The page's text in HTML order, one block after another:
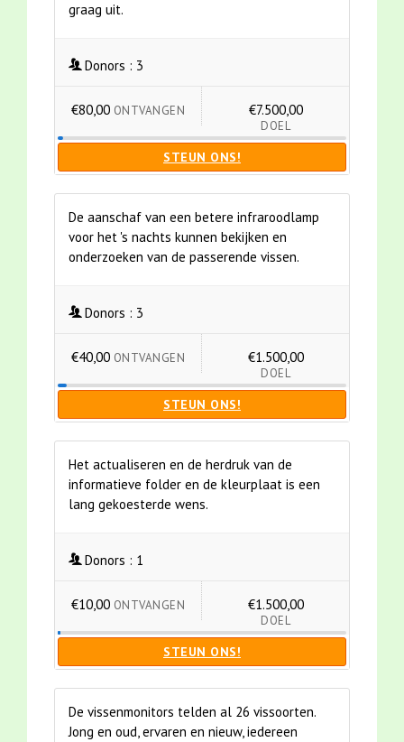
graag uit.
Donors : 3
€80,00 ONTVANGEN €7.500,00
DOEL
STEUN ONS!
De aanschaf van een betere infraroodlamp
voor het 's nachts kunnen bekijken en
onderzoeken van de passerende vissen.
Donors : 3
€40,00 ONTVANGEN €1.500,00
DOEL
STEUN ONS!
Het actualiseren en de herdruk van de
informatieve folder en de kleurplaat is een
lang gekoesterde wens.
Donors : 1
€10,00 ONTVANGEN €1.500,00
DOEL
STEUN ONS!
De vissenmonitors telden al 26 vissoorten.
Jong en oud, ervaren en nieuw, iedereen